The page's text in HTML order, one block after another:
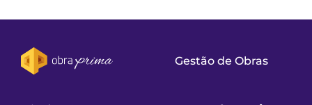
Gestão de Obras